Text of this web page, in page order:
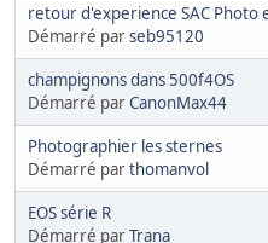
retour d'experience SAC Photo
Démarré parseb95120
champignons dans 500f4OS
Démarré parCanonMax44
Photographier les sternes
Démarré parthomanvol
EOS série R
Démarré parTrana